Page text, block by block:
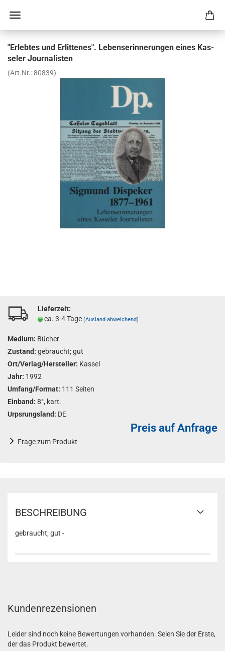
"Er­leb­tes und Er­lit­te­nes". Le­bens­er­in­ne­run­gen eines Kas­
se­ler Jour­na­lis­ten
(Art.Nr.:80839)
Lieferzeit:
ca. 3-4 Tage (Ausland abweichend)
Medium: Bücher
Zustand: gebraucht; gut
Ort/Verlag/Hersteller: Kassel
Jahr: 1992
Umfang/Format: 111 Seiten
Einband: 8°, kart.
Urpsrungsland: DE
Preis auf Anfrage
Frage zum Produkt
BESCHREIBUNG
gebraucht; gut -
Kundenrezensionen
Leider sind noch keine Bewertungen vorhanden. Seien Sie der Erste,
der das Produkt bewertet.